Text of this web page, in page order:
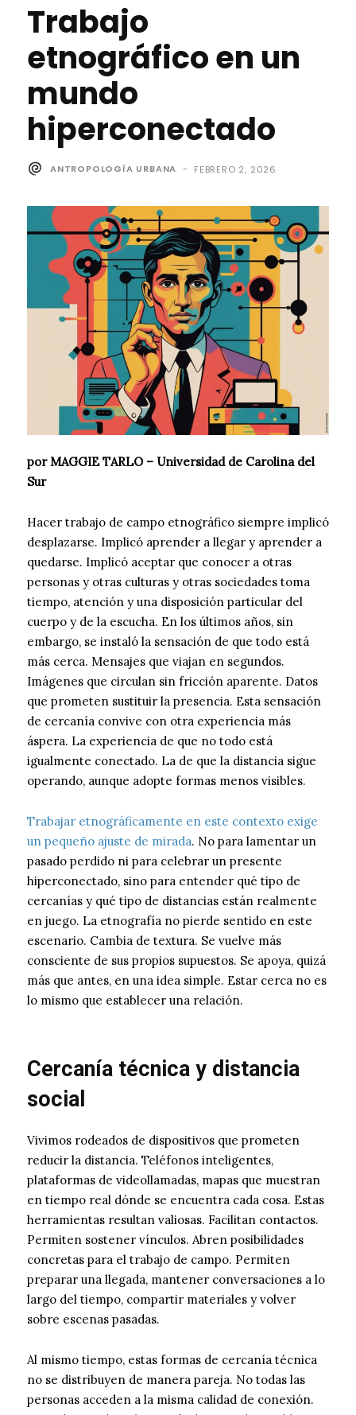
Trabajo
etnográfico en un
mundo
hiperconectado
ANTROPOLOGÍA URBANA - FEBRERO 2, 2026
por MAGGIE TARLO – Universidad de Carolina del
Sur
Hacer trabajo de campo etnográfico siempre implicó
desplazarse. Implicó aprender a llegar y aprender a
quedarse. Implicó aceptar que conocer a otras
personas y otras culturas y otras sociedades toma
tiempo, atención y una disposición particular del
cuerpo y de la escucha. En los últimos años, sin
embargo, se instaló la sensación de que todo está
más cerca. Mensajes que viajan en segundos.
Imágenes que circulan sin fricción aparente. Datos
que prometen sustituir la presencia. Esta sensación
de cercanía convive con otra experiencia más
áspera. La experiencia de que no todo está
igualmente conectado. La de que la distancia sigue
operando, aunque adopte formas menos visibles.
Trabajar etnográficamente en este contexto exige
un pequeño ajuste de mirada. No para lamentar un
pasado perdido ni para celebrar un presente
hiperconectado, sino para entender qué tipo de
cercanías y qué tipo de distancias están realmente
en juego. La etnografía no pierde sentido en este
escenario. Cambia de textura. Se vuelve más
consciente de sus propios supuestos. Se apoya, quizá
más que antes, en una idea simple. Estar cerca no es
lo mismo que establecer una relación.
Cercanía técnica y distancia
social
Vivimos rodeados de dispositivos que prometen
reducir la distancia. Teléfonos inteligentes,
plataformas de videollamadas, mapas que muestran
en tiempo real dónde se encuentra cada cosa. Estas
herramientas resultan valiosas. Facilitan contactos.
Permiten sostener vínculos. Abren posibilidades
concretas para el trabajo de campo. Permiten
preparar una llegada, mantener conversaciones a lo
largo del tiempo, compartir materiales y volver
sobre escenas pasadas.
Al mismo tiempo, estas formas de cercanía técnica
no se distribuyen de manera pareja. No todas las
personas acceden a la misma calidad de conexión.